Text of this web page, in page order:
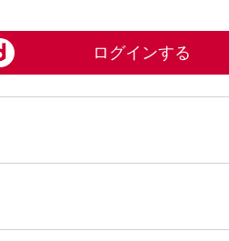
ログインする